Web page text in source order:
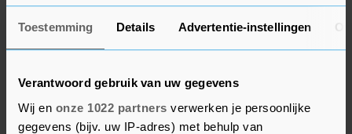
Toestemming Details Advertentie-instellingen
Verantwoord gebruik van uw gegevens
Wij en onze 1022 partners verwerken je persoonlijke
gegevens (bijv. uw IP-adres) met behulp van
gebied van drugs ligt na anderhalf jaar zonder
festivals of feestjes bij veel frequente
partybezoekers lager dan voorheen.